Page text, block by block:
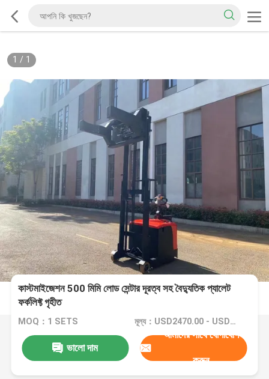
1 / 1
কাস্টমাইজেশন 500 মিমি লোড সেন্টার দূরত্ব সহ বৈদ্যুতিক প্যালেট
ফর্কলিফ্ট গৃহীত
MOQ：1 SETS মূল্য：USD2470.00 - USD4700.00
ভালো দাম
আমাদের সাথে যোগাযোগ
করুন